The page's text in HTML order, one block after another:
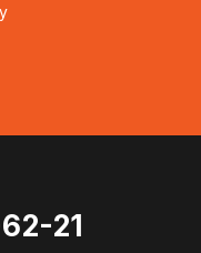
21